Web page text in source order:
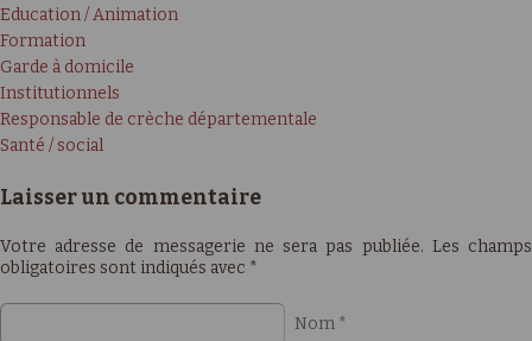
Education / Animation
Formation
Garde à domicile
Institutionnels
Responsable de crèche départementale
Santé / social
Laisser un commentaire
Votre adresse de messagerie ne sera pas publiée. Les champs
obligatoires sont indiqués avec *
Nom *